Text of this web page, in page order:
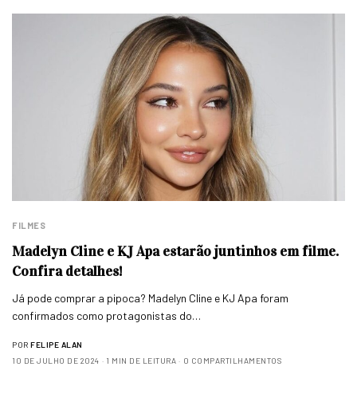
FILMES
Madelyn Cline e KJ Apa estarão juntinhos em filme.
Confira detalhes!
Já pode comprar a pipoca? Madelyn Cline e KJ Apa foram
confirmados como protagonistas do…
POR FELIPE ALAN
10 DE JULHO DE 2024
1 MIN DE LEITURA 0 COMPARTILHAMENTOS